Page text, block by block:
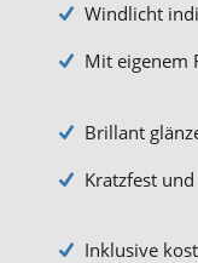
Windlicht
Mit eigenem
Brillant
Kratzfest
Inklusive